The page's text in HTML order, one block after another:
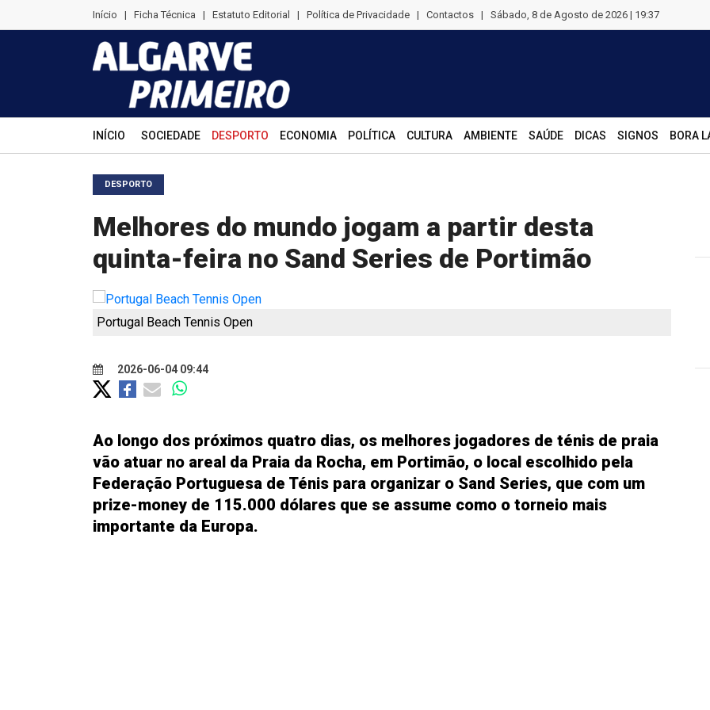
Início | Ficha Técnica | Estatuto Editorial | Política de Privacidade | Contactos | Sábado, 8 de Agosto de 2026 | 19:37
INÍCIO SOCIEDADE DESPORTO ECONOMIA POLÍTICA CULTURA AMBIENTE SAÚDE DICAS SIGNOS BORA
DESPORTO
Melhores do mundo jogam a partir desta
quinta-feira no Sand Series de Portimão
Portugal Beach Tennis Open
2026-06-04 09:44
Ao longo dos próximos quatro dias, os melhores jogadores de ténis de praia
vão atuar no areal da Praia da Rocha, em Portimão, o local escolhido pela
Federação Portuguesa de Ténis para organizar o Sand Series, que com um
prize-money de 115.000 dólares que se assume como o torneio mais
importante da Europa.